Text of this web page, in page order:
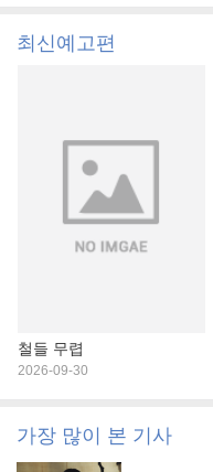
최신예고편
철들 무렵
2026-09-30
가장 많이 본 기사